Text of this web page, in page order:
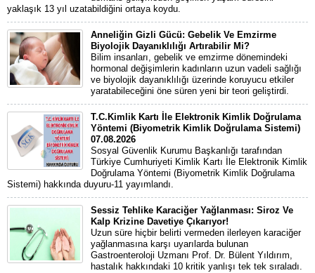
yaklaşık 13 yıl uzatabildiğini ortaya koydu.
Anneliğin Gizli Gücü: Gebelik Ve Emzirme
Biyolojik Dayanıklılığı Artırabilir Mi?
Bilim insanları, gebelik ve emzirme dönemindeki
hormonal değişimlerin kadınların uzun vadeli sağlığı
ve biyolojik dayanıklılığı üzerinde koruyucu etkiler
yaratabileceğini öne süren yeni bir teori geliştirdi.
T.C.Kimlik Kartı İle Elektronik Kimlik Doğrulama
Yöntemi (Biyometrik Kimlik Doğrulama Sistemi)
07.08.2026
Sosyal Güvenlik Kurumu Başkanlığı tarafından
Türkiye Cumhuriyeti Kimlik Kartı İle Elektronik Kimlik
Doğrulama Yöntemi (Biyometrik Kimlik Doğrulama
Sistemi) hakkında duyuru-11 yayımlandı.
Sessiz Tehlike Karaciğer Yağlanması: Siroz Ve
Kalp Krizine Davetiye Çıkarıyor!
Uzun süre hiçbir belirti vermeden ilerleyen karaciğer
yağlanmasına karşı uyarılarda bulunan
Gastroenteroloji Uzmanı Prof. Dr. Bülent Yıldırım,
hastalık hakkındaki 10 kritik yanlışı tek tek sıraladı.